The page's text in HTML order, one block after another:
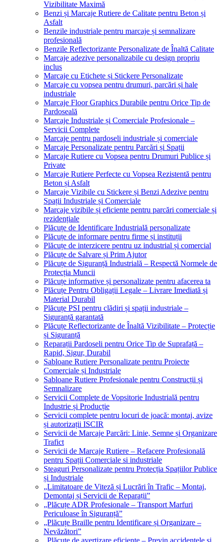
Vizibilitate Maximă
Benzi și Marcaje Rutiere de Calitate pentru Beton și
Asfalt
Benzile industriale pentru marcaje și semnalizare
profesională
Benzile Reflectorizante Personalizate de Înaltă Calitate
Marcaje adezive personalizabile cu design propriu
inclus
Marcaje cu Etichete și Stickere Personalizate
Marcaje cu vopsea pentru drumuri, parcări și hale
industriale
Marcaje Floor Graphics Durabile pentru Orice Tip de
Pardoseală
Marcaje Industriale și Comerciale Profesionale –
Servicii Complete
Marcaje pentru pardoseli industriale și comerciale
Marcaje Personalizate pentru Parcări și Spații
Marcaje Rutiere cu Vopsea pentru Drumuri Publice și
Private
Marcaje Rutiere Perfecte cu Vopsea Rezistentă pentru
Beton și Asfalt
Marcaje Vizibile cu Stickere și Benzi Adezive pentru
Spații Industriale și Comerciale
Marcaje vizibile și eficiente pentru parcări comerciale și
rezidențiale
Plăcuțe de Identificare Industrială personalizate
Plăcuțe de informare pentru firme și instituții
Plăcuțe de interzicere pentru uz industrial și comercial
Plăcuțe de Salvare și Prim Ajutor
Plăcuțe de Siguranță Industrială – Respectă Normele de
Protecția Muncii
Plăcuțe informative și personalizate pentru afacerea ta
Plăcuțe Pentru Obligații Legale – Livrare Imediată și
Material Durabil
Plăcuțe PSI pentru clădiri și spații industriale –
Siguranță garantată
Plăcuțe Reflectorizante de Înaltă Vizibilitate – Protecție
și Siguranță
Reparații Pardoseli pentru Orice Tip de Suprafață –
Rapid, Sigur, Durabil
Sabloane Rutiere Personalizate pentru Proiecte
Comerciale și Industriale
Sabloane Rutiere Profesionale pentru Construcții și
Semnalizare
Servicii Complete de Vopsitorie Industrială pentru
Industrie și Producție
Servicii complete pentru locuri de joacă: montaj, avize
și autorizații ISCIR
Servicii de Marcaje Parcări: Linie, Semne și Organizare
Trafict
Servicii de Marcaje Rutiere – Refacere Profesională
pentru Spații Comerciale si industriale
Steaguri Personalizate pentru Protecția Spațiilor Publice
și Industriale
„Limitatoare de Viteză și Lucrări în Trafic – Montaj,
Demontaj și Servicii de Reparații”
„Plăcuțe ADR Profesionale – Transport Marfuri
Periculoase în Siguranță”
„Plăcuțe Braille pentru Identificare și Organizare –
Nevăzători”
„Plăcuțe de avertizare eficiente – Previn accidentele și